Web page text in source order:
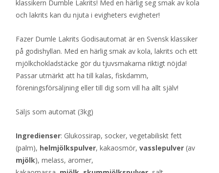
klassikern Dumble Lakrits! Med en härlig seg smak av kola
och lakrits kan du njuta i evigheters evigheter!
Fazer Dumle Lakrits Godisautomat är en Svensk klassiker
på godishyllan. Med en härlig smak av kola, lakrits och ett
mjölkchokladstäcke gör du tjuvsmakarna riktigt nöjda!
Passar utmärkt att ha till kalas, fiskdamm,
föreningsförsäljning eller till dig som vill ha allt själv!
Säljs som automat (3kg)
Ingredienser: Glukossirap, socker, vegetabiliskt fett
(palm), helmjölkspulver, kakaosmör, vasslepulver (av
mjölk), melass, aromer,